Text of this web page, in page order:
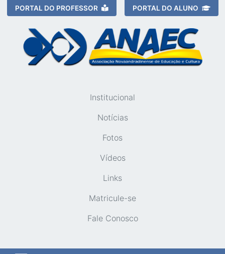
PORTAL DO PROFESSOR PORTAL DO ALUNO
Institucional
Notícias
Fotos
Vídeos
Links
Matricule-se
Fale Conosco